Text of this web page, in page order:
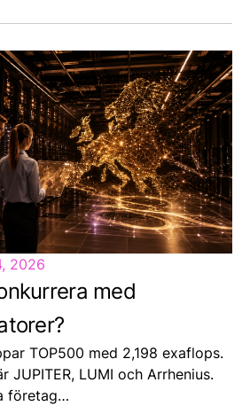
2026
med
TOP500 med 2,198 exaflops.
JUPITER, LUMI och Arrhenius.
företag…